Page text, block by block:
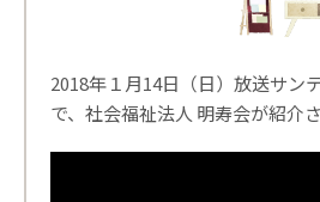
2018年１月14日（日）放送サン
で、社会福祉法人 明寿会が紹介